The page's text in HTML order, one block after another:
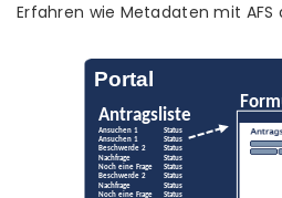
Erfahren wie Metadaten mit